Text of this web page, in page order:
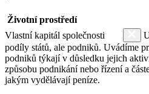
Životní prostředí
Vlastní kapitál společnosti
podíly států, ale podniků. Uvádíme
podniků týkají v důsledku jejich
způsobu podnikání nebo řízení a
jakým vydělávají peníze.